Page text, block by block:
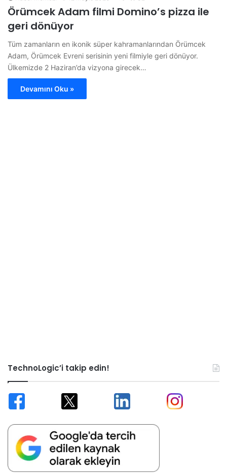
Örümcek Adam filmi Domino’s pizza ile
geri dönüyor
Tüm zamanların en ikonik süper kahramanlarından Örümcek
Adam, Örümcek Evreni serisinin yeni filmiyle geri dönüyor.
Ülkemizde 2 Haziran’da vizyona girecek…
Devamını Oku »
TechnoLogic’i takip edin!